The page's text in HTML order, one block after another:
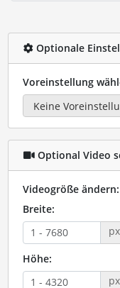
Optionale
Voreinstellung
Optional Video
Videogröße ändern:
Breite:
px
Höhe:
px